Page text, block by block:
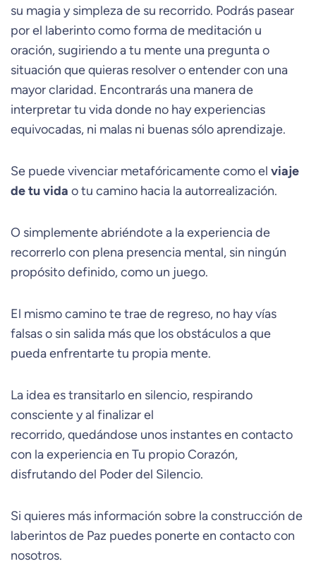
su magia y simpleza de su recorrido. Podrás pasear
por el laberinto como forma de meditación u
oración, sugiriendo a tu mente una pregunta o
situación que quieras resolver o entender con una
mayor claridad. Encontrarás una manera de
interpretar tu vida donde no hay experiencias
equivocadas, ni malas ni buenas sólo aprendizaje.
Se puede vivenciar metafóricamente como el viaje
de tu vida o tu camino hacia la autorrealización.
O simplemente abriéndote a la experiencia de
recorrerlo con plena presencia mental, sin ningún
propósito definido, como un juego.
El mismo camino te trae de regreso, no hay vías
falsas o sin salida más que los obstáculos a que
pueda enfrentarte tu propia mente.
La idea es transitarlo en silencio, respirando
consciente y al finalizar el
recorrido, quedándose unos instantes en contacto
con la experiencia en Tu propio Corazón,
disfrutando del Poder del Silencio.
Si quieres más información sobre la construcción de
laberintos de Paz puedes ponerte en contacto con
nosotros.